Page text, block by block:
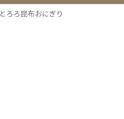
とろろ昆布おにぎり